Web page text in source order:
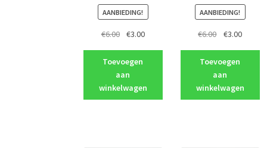
AANBIEDING!
€6.00
Oorspronkelijke
was:
€6.00.
€3.00Huidige
Toevoegen
aan
winkelwagen
AANBIEDING!
€6.00
was:
€6.00.
€3.00Huidige
Toevoegen
aan
winkelwagen